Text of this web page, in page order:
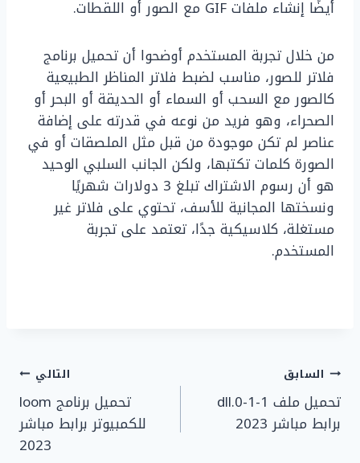
أيضًا إنشاء ملفات GIF مع الصور أو اللقطات.
من خلال تجربة المستخدم أوضحوا أن تحميل برنامج
فلاتر للصور، مناسب لضبط فلاتر المناظر الطبيعية
كالصور مع السحب أو السماء أو الحديقة أو البحر أو
الصحراء، وهو فريد من نوعه في قدرته على إضافة
عناصر لم تكن موجودة من قبل مثل الملصقات أو في
الصورة كلمات تكتبها، ولكن الجانب السلبي الوحيد
هو أن رسوم الاشتراك تبلغ 3 دولارات شهريًا
ونسختها المجانية للأسف، تحتوي على فلاتر غير
مستغلة، كلاسيكية جدًا، تعتمد على تجربة
المستخدم.
تصفّح
المقالات
السابق
تحميل ملف 1-1-0.dll
برابط مباشر 2023
التالي
تحميل برنامج loom
للكمبيوتر برابط مباشر
2023